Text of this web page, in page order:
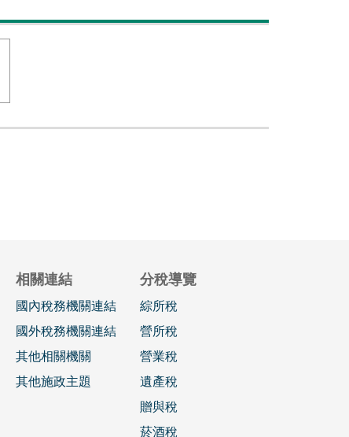
相關連結
國內稅務機關連結
國外稅務機關連結
其他相關機關
其他施政主題
分稅導覽
綜所稅
營所稅
營業稅
遺產稅
贈與稅
菸酒稅